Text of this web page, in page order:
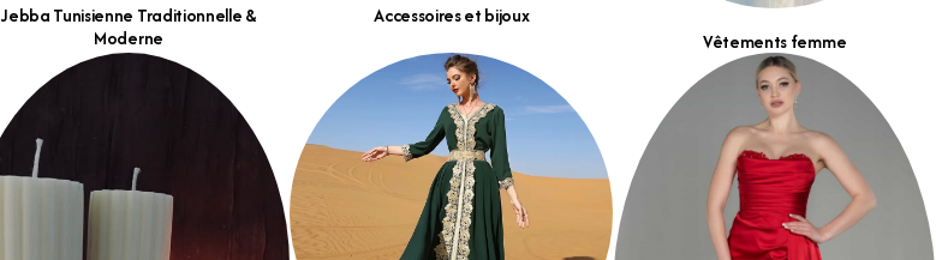
Jebba Tunisienne Traditionnelle &
Moderne
Accessoires et bijoux
Vêtements femme